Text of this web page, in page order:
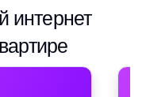
интернет